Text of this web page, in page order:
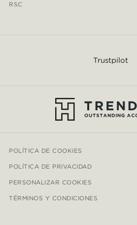
RSC
Trustpilot
POLÍTICA DE COOKIES
POLÍTICA DE PRIVACIDAD
PERSONALIZAR COOKIES
TÉRMINOS Y CONDICIONES